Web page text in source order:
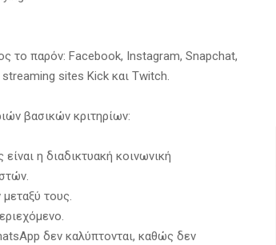
το παρόν: Facebook, Instagram, Snapchat,
sites Kick και Twitch.
βασικών κριτηρίων:
η διαδικτυακή κοινωνική
τους.
δεν καλύπτονται, καθώς δεν